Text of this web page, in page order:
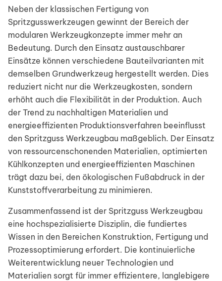
Neben der klassischen Fertigung von
Spritzgusswerkzeugen gewinnt der Bereich der
modularen Werkzeugkonzepte immer mehr an
Bedeutung. Durch den Einsatz austauschbarer
Einsätze können verschiedene Bauteilvarianten mit
demselben Grundwerkzeug hergestellt werden. Dies
reduziert nicht nur die Werkzeugkosten, sondern
erhöht auch die Flexibilität in der Produktion. Auch
der Trend zu nachhaltigen Materialien und
energieeffizienten Produktionsverfahren beeinflusst
den Spritzguss Werkzeugbau maßgeblich. Der Einsatz
von ressourcenschonenden Materialien, optimierten
Kühlkonzepten und energieeffizienten Maschinen
trägt dazu bei, den ökologischen Fußabdruck in der
Kunststoffverarbeitung zu minimieren.
Zusammenfassend ist der Spritzguss Werkzeugbau
eine hochspezialisierte Disziplin, die fundiertes
Wissen in den Bereichen Konstruktion, Fertigung und
Prozessoptimierung erfordert. Die kontinuierliche
Weiterentwicklung neuer Technologien und
Materialien sorgt für immer effizientere, langlebigere